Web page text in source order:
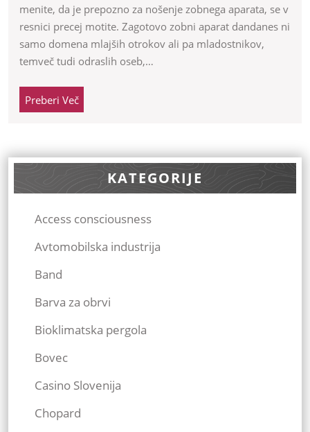
menite, da je prepozno za nošenje zobnega aparata, se v
resnici precej motite. Zagotovo zobni aparat dandanes ni
samo domena mlajših otrokov ali pa mladostnikov,
temveč tudi odraslih oseb,…
Preberi VečPreberi
Več
KATEGORIJE
Access consciousness
Avtomobilska industrija
Band
Barva za obrvi
Bioklimatska pergola
Bovec
Casino Slovenija
Chopard